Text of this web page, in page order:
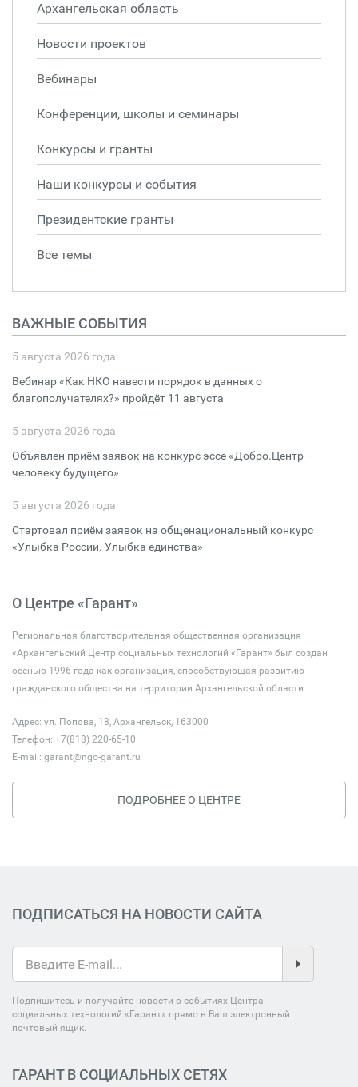
Архангельская область
Новости проектов
Вебинары
Конференции, школы и семинары
Конкурсы и гранты
Наши конкурсы и события
Президентские гранты
Все темы
ВАЖНЫЕ СОБЫТИЯ
5 августа 2026 года
Вебинар «Как НКО навести порядок в данных о
благополучателях?» пройдёт 11 августа
5 августа 2026 года
Объявлен приём заявок на конкурс эссе «Добро.Центр —
человеку будущего»
5 августа 2026 года
Стартовал приём заявок на общенациональный конкурс
«Улыбка России. Улыбка единства»
О Центре «Гарант»
Региональная благотворительная общественная организация
«Архангельский Центр социальных технологий «Гарант» был создан
осенью 1996 года как организация, способствующая развитию
гражданского общества на территории Архангельской области
Адрес: ул. Попова, 18, Архангельск, 163000
Телефон: +7(818) 220-65-10
E-mail: garant@ngo-garant.ru
ПОДРОБНЕЕ О ЦЕНТРЕ
ПОДПИСАТЬСЯ НА НОВОСТИ САЙТА
Подпишитесь и получайте новости о событиях Центра
социальных технологий «Гарант» прямо в Ваш электронный
почтовый ящик.
ГАРАНТ В СОЦИАЛЬНЫХ СЕТЯХ